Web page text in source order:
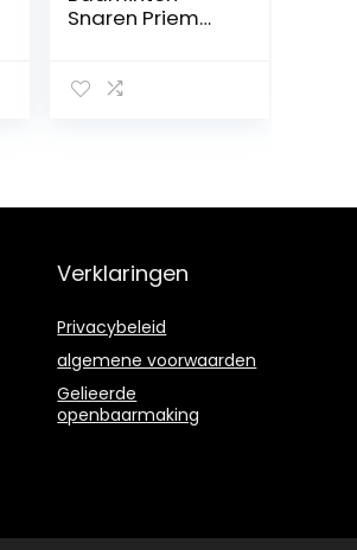
Snaren Priem
Priem Tennis,
Badminton
Zwart
Verklaringen
Privacybeleid
algemene voorwaarden
Gelieerde
openbaarmaking